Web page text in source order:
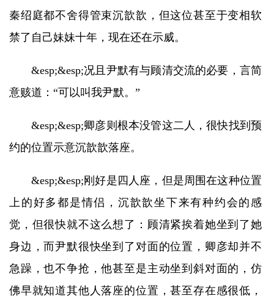
秦绍庭都不舍得管束沉歆歆，但这位甚至于变相软
禁了自己妹妹十年，现在还在示威。
&esp;&esp;况且尹默有与顾清交流的必要，言简
意赅道：“可以叫我尹默。”
&esp;&esp;卿彦则根本没管这二人，很快找到预
约的位置示意沉歆歆落座。
&esp;&esp;刚好是四人座，但是周围在这种位置
上的好多都是情侣，沉歆歆坐下来有种约会的感
觉，但很快就不这么想了：顾清紧挨着她坐到了她
身边，而尹默很快坐到了对面的位置，卿彦却并不
急躁，也不争抢，他甚至是主动坐到斜对面的，仿
佛早就知道其他人落座的位置，甚至存在感很低，